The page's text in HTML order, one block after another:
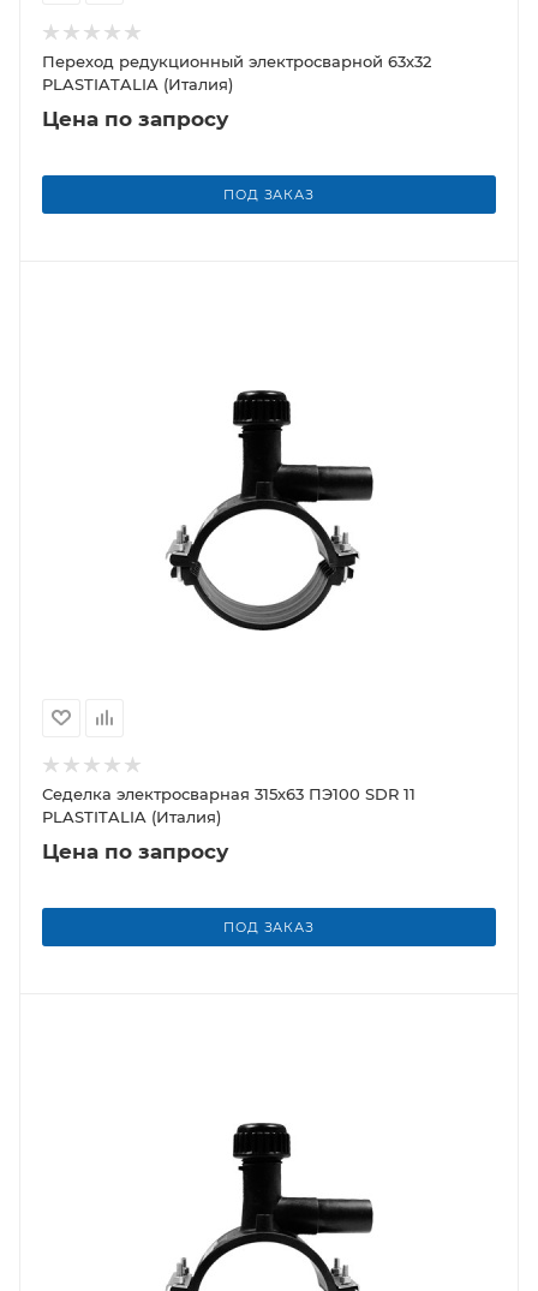
Переход редукционный электросварной 63х32
PLASTIATALIA (Италия)
Цена по запросу
ПОД ЗАКАЗ
Седелка электросварная 315х63 ПЭ100 SDR 11
PLASTITALIA (Италия)
Цена по запросу
ПОД ЗАКАЗ